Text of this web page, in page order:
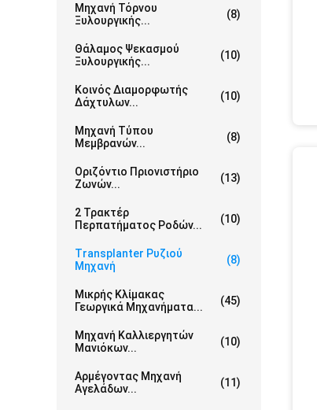
Μηχανή Τόρνου
Ξυλουργικής...
(8)
Θάλαμος Ψεκασμού
Ξυλουργικής...
(10)
Κοινός Διαμορφωτής
Δάχτυλων...
(10)
Μηχανή Τύπου
Μεμβρανών...
(8)
Οριζόντιο Πριονιστήριο
Ζωνών...
(13)
2 Τρακτέρ
Περπατήματος Ροδών...
(10)
Transplanter Ρυζιού
Μηχανή
(8)
Μικρής Κλίμακας
Γεωργικά Μηχανήματα...
(45)
Μηχανή Καλλιεργητών
Μανιόκων...
(10)
Αρμέγοντας Μηχανή
Αγελάδων...
(11)